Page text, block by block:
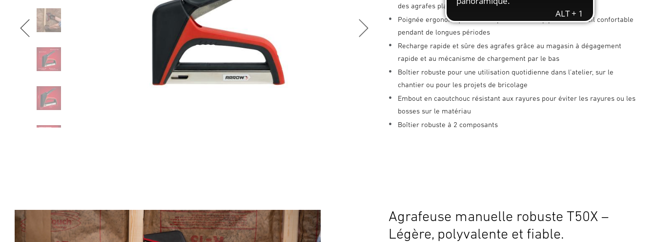
des agrafes plates T50 6-12 mm
Poignée ergonomique antidérapante Soft-Grip pour un travail confortable
pendant de longues périodes
Recharge rapide et sûre des agrafes grâce au magasin à dégagement
rapide et au mécanisme de chargement par le bas
Boîtier robuste pour une utilisation quotidienne dans l'atelier, sur le
chantier ou pour les projets de bricolage
Embout en caoutchouc résistant aux rayures pour éviter les rayures ou les
bosses sur le matériau
Boîtier robuste à 2 composants
Agrafeuse manuelle robuste T50X –
Légère, polyvalente et fiable.